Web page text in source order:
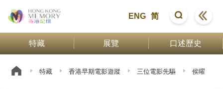
ENG 简
特藏 展覽 口述歷史
特藏 香港早期電影遊蹤 三位電影先驅 侯曜